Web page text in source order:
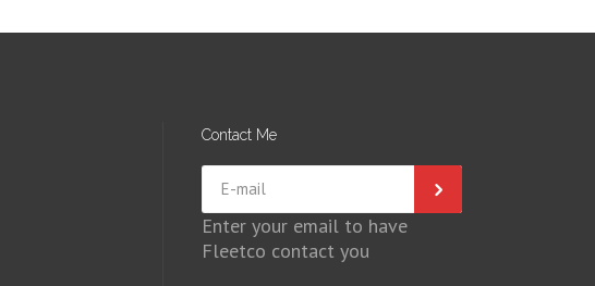
Contact Me
Enter your email to have
Fleetco contact you